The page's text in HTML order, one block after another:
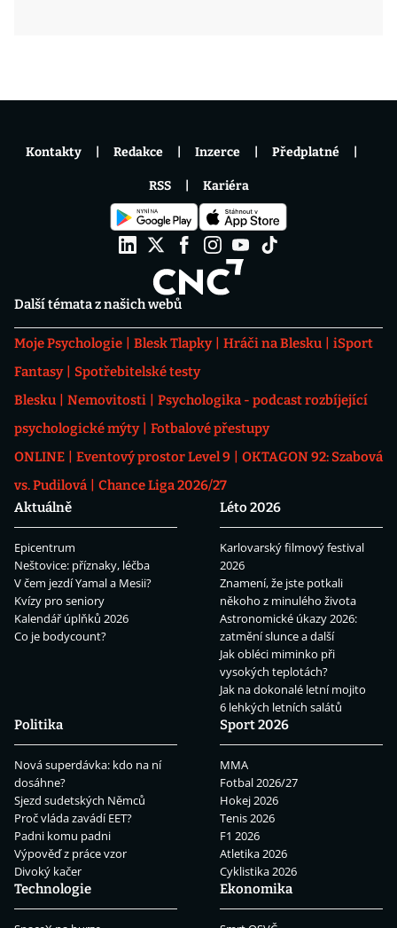
Další témata z našich webů
Moje Psychologie Blesk Tlapky Hráči na Blesku
iSport
Fantasy
Spotřebitelské testy
Blesku
Nemovitosti
Psychologika - podcast rozbíjející
psychologické mýty
Fotbalové přestupy
ONLINE
Eventový prostor Level 9
OKTAGON 92: Szabová
vs. Pudilová
Chance Liga 2026/27
Aktuálně
Epicentrum
Neštovice: příznaky, léčba
V čem jezdí Yamal a Mesii?
Kvízy pro seniory
Kalendář úplňků 2026
Co je bodycount?
Léto 2026
Karlovarský filmový festival
2026
Znamení, že jste potkali
někoho z minulého života
Astronomické úkazy 2026:
zatmění slunce a další
Jak obléci miminko při
vysokých teplotách?
Jak na dokonalé letní mojito
6 lehkých letních salátů
Politika
Nová superdávka: kdo na ní
dosáhne?
Sjezd sudetských Němců
Proč vláda zavádí EET?
Padni komu padni
Výpověď z práce vzor
Divoký kačer
Sport 2026
MMA
Fotbal 2026/27
Hokej 2026
Tenis 2026
F1 2026
Atletika 2026
Cyklistika 2026
Technologie
Ekonomika
Kontakty Redakce Inzerce Předplatné
RSS Kariéra